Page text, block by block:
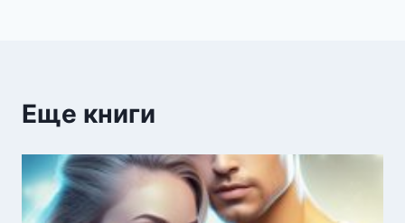
Еще книги